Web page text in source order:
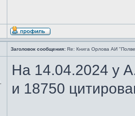
Заголовок сообщения: Re: Книга Орлова АИ
На 14.04.2024 у
и 18750